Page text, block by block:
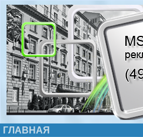
ГЛАВНАЯ